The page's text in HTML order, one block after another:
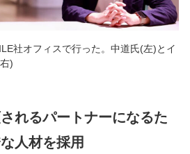
社オフィスで行った。中道氏(左)とイ
)
れるパートナーになるた
人材を採用